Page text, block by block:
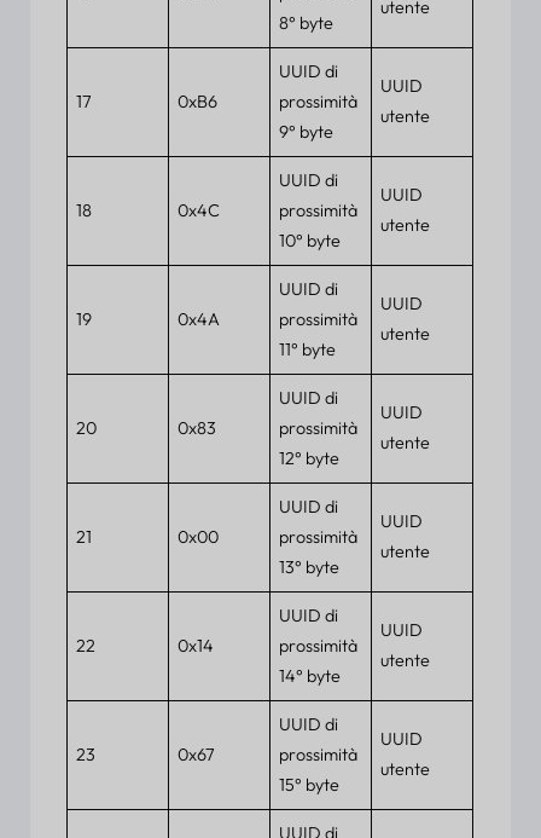
8° byte
utente
17 0xB6
UUID di
prossimità
9° byte
UUID
utente
18 0x4C
UUID di
prossimità
10° byte
UUID
utente
19 0x4A
UUID di
prossimità
11° byte
UUID
utente
20 0x83
UUID di
prossimità
12° byte
UUID
utente
21 0x00
UUID di
prossimità
13° byte
UUID
utente
22 0x14
UUID di
prossimità
14° byte
UUID
utente
23 0x67
UUID di
prossimità
15° byte
UUID
utente
UUID di